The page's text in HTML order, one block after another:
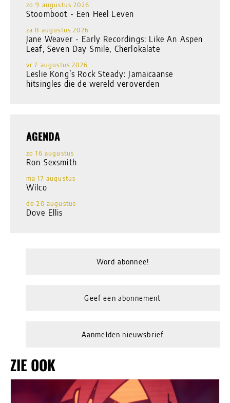
zo 9 augustus 2026
Stoomboot - Een Heel Leven
za 8 augustus 2026
Jane Weaver - Early Recordings: Like An Aspen
Leaf, Seven Day Smile, Cherlokalate
vr 7 augustus 2026
Leslie Kong’s Rock Steady: Jamaicaanse
hitsingles die de wereld veroverden
AGENDA
zo 16 augustus
Ron Sexsmith
ma 17 augustus
Wilco
do 20 augustus
Dove Ellis
Word abonnee!
Geef een abonnement
Aanmelden nieuwsbrief
ZIE OOK